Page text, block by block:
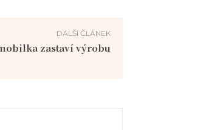
DALŠÍ ČLÁNEK
zastaví výrobu